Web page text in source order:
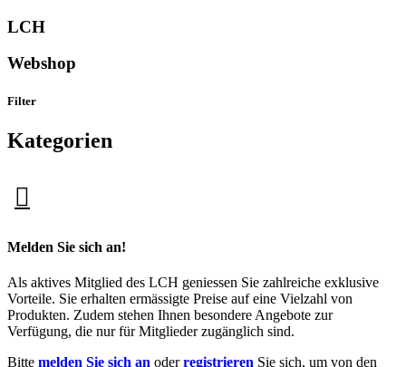
LCH
Webshop
Filter
Kategorien
Melden Sie sich an!
Als aktives Mitglied des LCH geniessen Sie zahlreiche exklusive
Vorteile. Sie erhalten ermässigte Preise auf eine Vielzahl von
Produkten. Zudem stehen Ihnen besondere Angebote zur
Verfügung, die nur für Mitglieder zugänglich sind.
Bitte melden Sie sich an oderregistrieren Sie sich, um von den